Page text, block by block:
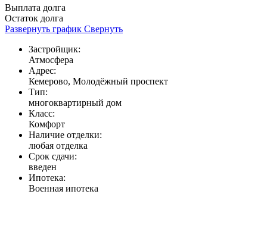
Выплата долга
Остаток долга
Развернуть график Свернуть
Застройщик:
Атмосфера
Адрес:
Кемерово, Молодёжный проспект
Тип:
многоквартирный дом
Класс:
Комфорт
Наличие отделки:
любая отделка
Срок сдачи:
введен
Ипотека:
Военная ипотека